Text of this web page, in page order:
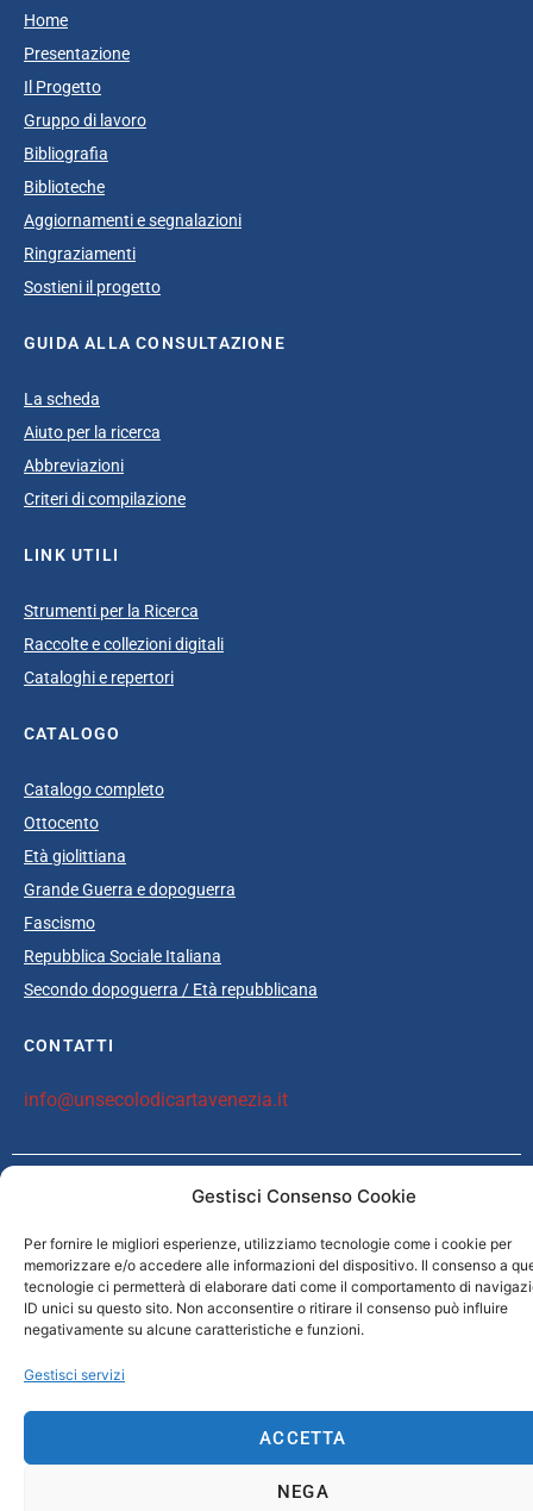
Gestisci Consenso Cookie
Per fornire le migliori esperienze, utilizziamo tecnologie come i cookie per
memorizzare e/o accedere alle informazioni del dispositivo. Il consenso a
tecnologie ci permetterà di elaborare dati come il comportamento di
ID unici su questo sito. Non acconsentire o ritirare il consenso può influire
negativamente su alcune caratteristiche e funzioni.
Gestisci servizi
ACCETTA
NEGA
Home
Presentazione
Il Progetto
Gruppo di lavoro
Bibliografia
Biblioteche
Aggiornamenti e segnalazioni
Ringraziamenti
Sostieni il progetto
GUIDA ALLA CONSULTAZIONE
La scheda
Aiuto per la ricerca
Abbreviazioni
Criteri di compilazione
LINK UTILI
Strumenti per la Ricerca
Raccolte e collezioni digitali
Cataloghi e repertori
CATALOGO
Catalogo completo
Ottocento
Età giolittiana
Grande Guerra e dopoguerra
Fascismo
Repubblica Sociale Italiana
Secondo dopoguerra / Età repubblicana
CONTATTI
info@unsecolodicartavenezia.it
Copyright © 2025 Un secolo di carta Venezia /Iveser Venezia